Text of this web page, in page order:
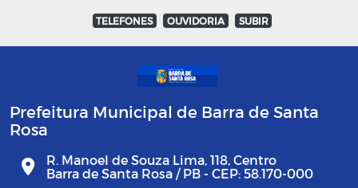
TELEFONES OUVIDORIA SUBIR
Prefeitura Municipal de Barra de Santa
Rosa
R. Manoel de Souza Lima, 118, Centro
Barra de Santa Rosa / PB - CEP: 58.170-000